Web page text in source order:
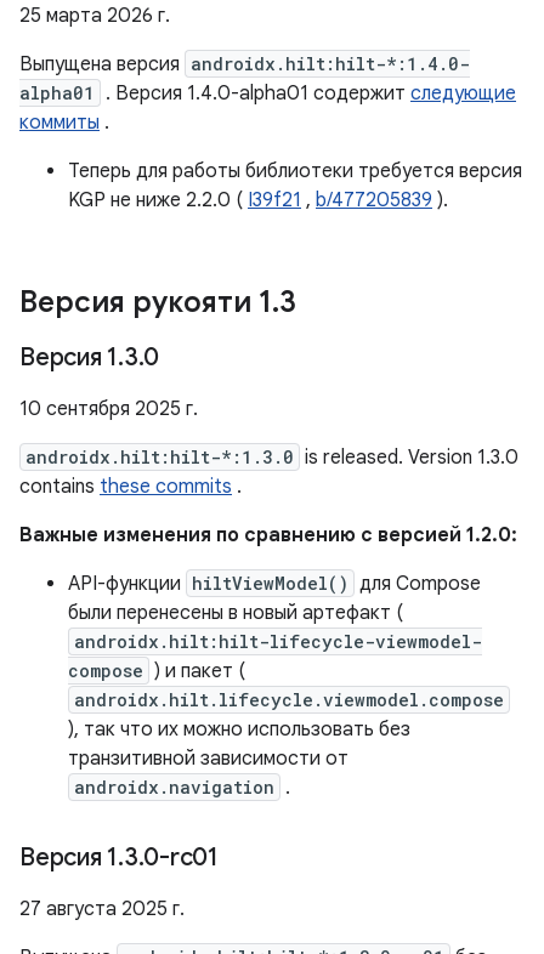
25 марта 2026 г.
Выпущена версия androidx.hilt:hilt-*:1.4.0-
alpha01
. Версия 1.4.0-alpha01 содержит следующие
коммиты .
Теперь для работы библиотеки требуется версия
KGP не ниже 2.2.0 ( I39f21 , b/477205839 ).
Версия рукояти 1.3
Версия 1.3.0
10 сентября 2025 г.
androidx.hilt:hilt-*:1.3.0 is released. Version 1.3.0
contains these commits .
Важные изменения по сравнению с версией 1.2.0:
API-функции hiltViewModel() для Compose
были перенесены в новый артефакт (
androidx.hilt:hilt-lifecycle-viewmodel-
compose ) и пакет (
androidx.hilt.lifecycle.viewmodel.compose
), так что их можно использовать без
транзитивной зависимости от
androidx.navigation .
Версия 1.3.0-rc01
27 августа 2025 г.